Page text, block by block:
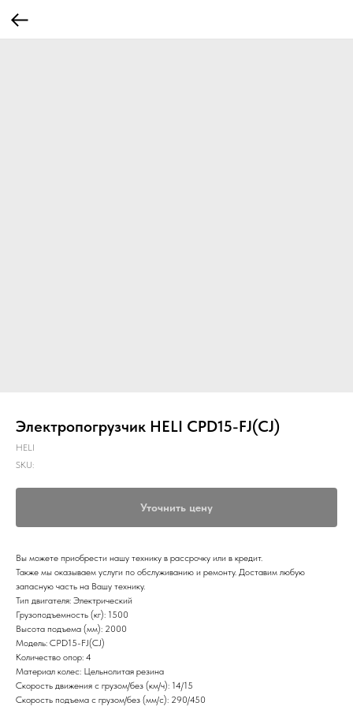
Электропогрузчик HELI CPD15-FJ(СJ)
HELI
SKU:
Уточнить цену
Вы можете приобрести нашу технику в рассрочку или в кредит.
Также мы оказываем услуги по обслуживанию и ремонту. Доставим любую
запасную часть на Вашу технику.
Тип двигателя: Электрический
Грузоподъемность (кг): 1500
Высота подъема (мм): 2000
Модель: CPD15-FJ(СJ)
Количество опор: 4
Материал колес: Цельнолитая резина
Скорость движения с грузом/без (км/ч): 14/15
Скорость подъема с грузом/без (мм/с): 290/450